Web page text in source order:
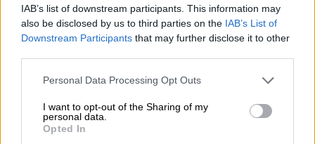
IAB’s list of downstream participants. This information may
also be disclosed by us to third parties on the IAB’s List of
Downstream Participants that may further disclose it to other
Please note that this website/app uses one or more Google
not limited to your visit or usage behaviour. You may click to
grant or deny consent to Google and its third-party tags to
use your data for below specified purposes in below Google
Personal Data Processing Opt Outs
I want to opt-out of the Sharing of my
personal data.
Opted In
Όπως ανέφερε χαρακτηριστικά ο Δήμος
Αθηναίων: «Ένα καθοριστικό βήμα για τη
διαδικασία απαλλοτρίωσης έκτασης
85.670,54 τ.μ., ανοίγοντας τον δρόμο για τη
δημιουργία ενός νέου μεγάλου πάρκου και